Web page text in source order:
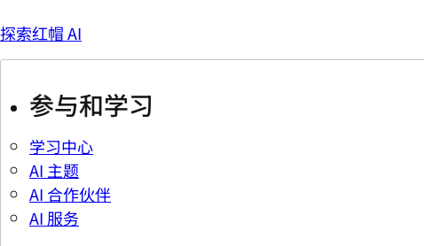
探索红帽 AI
参与和学习
学习中心
AI 主题
AI 合作伙伴
AI 服务